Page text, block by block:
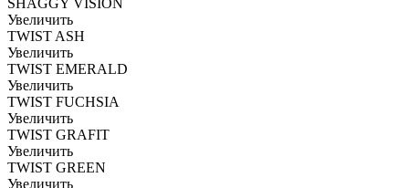
SHAGGY VISION
Увеличить
TWIST ASH
Увеличить
TWIST EMERALD
Увеличить
TWIST FUCHSIA
Увеличить
TWIST GRAFIT
Увеличить
TWIST GREEN
Увеличить